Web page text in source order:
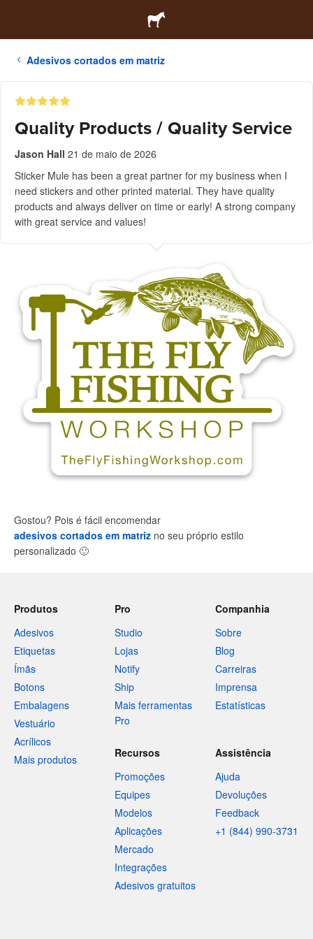
Adesivos cortados em matriz
Quality Products / Quality Service
Jason Hall 21 de maio de 2026
Sticker Mule has been a great partner for my business when I
need stickers and other printed material. They have quality
products and always deliver on time or early! A strong company
with great service and values!
Gostou? Pois é fácil encomendar
adesivos cortados em matriz no seu próprio estilo
personalizado 🙂
Produtos
Adesivos
Etiquetas
Ímãs
Botons
Embalagens
Vestuário
Acrílicos
Mais produtos
Pro
Studio
Lojas
Notify
Ship
Mais ferramentas
Pro
Companhia
Sobre
Blog
Carreiras
Imprensa
Estatísticas
Recursos
Promoções
Equipes
Modelos
Aplicações
Mercado
Integrações
Adesivos gratuitos
Assistência
Ajuda
Devoluções
Feedback
+1 (844) 990-3731